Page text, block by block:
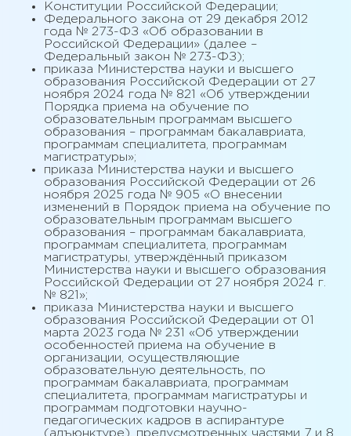
Конституции Российской Федерации;
Федерального закона от 29 декабря 2012
года № 273-ФЗ «Об образовании в
Российской Федерации» (далее –
Федеральный закон № 273-ФЗ);
приказа Министерства науки и высшего
образования Российской Федерации от 27
ноября 2024 года № 821 «Об утверждении
Порядка приема на обучение по
образовательным программам высшего
образования – программам бакалавриата,
программам специалитета, программам
магистратуры»;
приказа Министерства науки и высшего
образования Российской Федерации от 26
ноября 2025 года № 905 «О внесении
изменений в Порядок приема на обучение по
образовательным программам высшего
образования – программам бакалавриата,
программам специалитета, программам
магистратуры, утверждённый приказом
Министерства науки и высшего образования
Российской Федерации от 27 ноября 2024 г.
№ 821»;
приказа Министерства науки и высшего
образования Российской Федерации от 01
марта 2023 года № 231 «Об утверждении
особенностей приема на обучение в
организации, осуществляющие
образовательную деятельность, по
программам бакалавриата, программам
специалитета, программам магистратуры и
программам подготовки научно-
педагогических кадров в аспирантуре
(адъюнктуре), предусмотренных частями 7 и 8